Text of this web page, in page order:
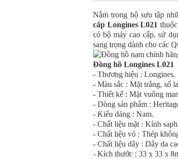
Nằm trong bộ sưu tập
cấp Longines L021
có bộ máy cao cấp, sử
sang trọng dành cho các
Đồng hồ Longines L021
- Thương hiệu : Longines.
- Màu sắc : Mặt trắng, số
- Thiết kế : Mặt vuông
- Dòng sản phẩm :
- Kiểu dáng : Nam.
- Chất liệu mặt : Kính
- Chất liệu vỏ : Thép
- Chất liệu dây : Dây da
- Kích thước : 33 x 33 x